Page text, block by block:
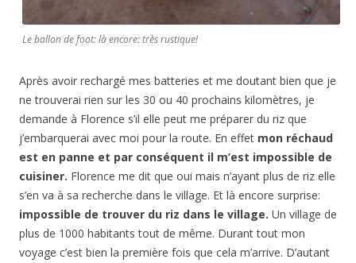
Le ballon de foot: là encore: très rustique!
Après avoir rechargé mes batteries et me doutant bien que je
ne trouverai rien sur les 30 ou 40 prochains kilomètres, je
demande à Florence s’il elle peut me préparer du riz que
j’embarquerai avec moi pour la route. En effet mon réchaud
est en panne et par conséquent il m’est impossible de
cuisiner. Florence me dit que oui mais n’ayant plus de riz elle
s’en va à sa recherche dans le village. Et là encore surprise:
impossible de trouver du riz dans le village. Un village de
plus de 1000 habitants tout de même. Durant tout mon
voyage c’est bien la première fois que cela m’arrive. D’autant